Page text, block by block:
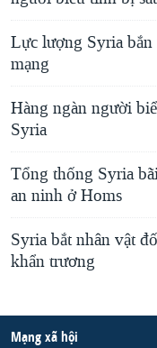
Lực lượng Syria
mạng
Hàng ngàn người
Syria
Tổng thống Syria
an ninh ở Homs
Syria bắt nhân vật
khẩn trương
Mạng xã hội